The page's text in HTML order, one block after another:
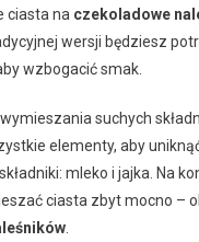
ciasta na czekoladowe
wersji będziesz
wzbogacić smak.
suchych
elementy, aby
mleko i jajka. Na
ciasta zbyt mocno –
.